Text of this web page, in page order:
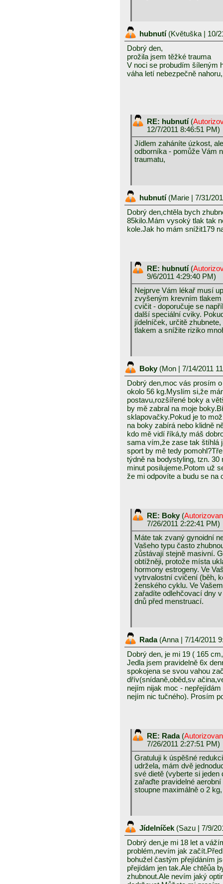
hubnutí (Květuška | 10/
Dobrý den,
prožila jsem těžké trauma
V noci se probudím šíleným
váha letí nebezpečně
RE: hubnutí (
12/7/2011 8:46:51 PM)
Jídlem zaháníte úzkost,
odborníka - pomůže Vám
traumatu,
hubnutí (Marie | 7/31/
Dobrý den,chtěla bych
85kilo.Mám vysoký tlak tak
kole.Jak ho mám snížit179
RE: hubnutí (
9/6/2011 4:29:40 PM)
Nejprve Vám lékař musí
zvyšeným krevním
cvičit - doporučuje se
další speciální cviky.
jídelníček, určitě
tlakem a snížite riziko
Boky (Mon | 7/14/2011
Dobrý den,moc vás prosím
okolo 56 kg.Myslím si,že
postavu,rozšířené boky a
by mě zabral na moje
sklapovačky.Pokud je to
na boky zabírá nebo klidně
kdo mě vidí říká,ty máš
sama vím,že zase tak štíhlá
sport by mě tedy
týdně na bodystyling, tzn.
minut posilujeme.Potom už
že mi odpovíte a budu se na
RE: Boky (
7/26/2011 2:22:41 PM)
Máte tak zvaný gynoidní
Vašeho typu často
zůstávají stejně masivní.
obtížněji, protože místa
hormony estrogeny. Ve
vytrvalostní cvičení (běh,
ženského cyklu. Ve
zařadíte odlehčovací dny
dnů před menstruací.
Rada (Anna | 7/14/2011
Dobrý den, je mi 19 ( 165
Jedla jsem pravidelně 6x
spokojena se svou vahou
dřív(snídaně,oběd,sv
nejím nijak moc -
nejím nic tučného). Prosím
RE: Rada (
7/26/2011 2:27:51 PM)
Gratuluji k úspěšné
udržela, mám dvě
své dietě (vyberte si jeden
zařaďte pravidelné
stoupne maximálně o 2
Jídelníček (Sazu | 7/9/
Dobrý den,je mi 18 let a
problém,nevím jak
bohužel častým přejídáním
přejídám jen tak.Ale chtěůa
zhubnout.Ale nevím jaký